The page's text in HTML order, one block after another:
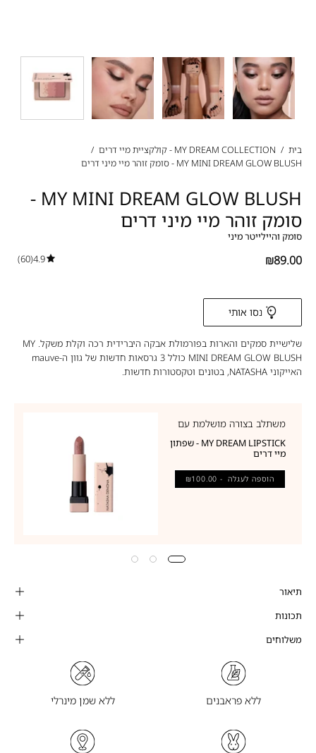
בית / MY DREAM COLLECTION - קולקציית מיי דרים
/
MY MINI DREAM GLOW BLUSH - סומק זוהר מיי מיני דרים
MY MINI DREAM GLOW BLUSH -
סומק זוהר מיי מיני דרים
סומק והיילייטר מיני
₪89.00
4.9
(60)
נסו אותי
שלישיית סמקים והארות בפורמולת אבקה היברידית רכה וקלת משקל. MY
MINI DREAM GLOW BLUSH כולל 3 גרסאות חדשות של גוון ה-mauve
האייקוני NATASHA, בטונים וטקסטורות חדשות.
משתלב בצורה מושלמת עם
MY DREAM LIPSTICK - שפתון
מיי דרים
הוספה לעגלה - ₪100.00
תיאור
תכונות
משלוחים
ללא פראבנים ללא שמן מינרלי